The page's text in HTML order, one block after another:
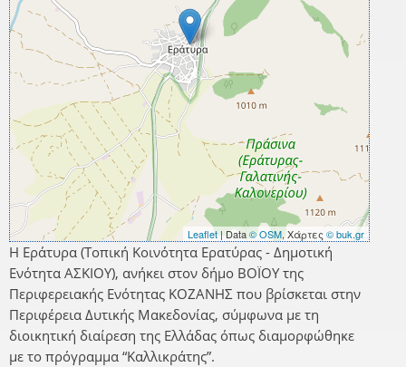
Leaflet | Data© OSM, Χάρτες© buk.gr
Η Εράτυρα (Τοπική Κοινότητα Ερατύρας - Δημοτική
Ενότητα ΑΣΚΙΟΥ), ανήκει στον δήμο ΒΟΪΟΥ της
Περιφερειακής Ενότητας ΚΟΖΑΝΗΣ που βρίσκεται στην
Περιφέρεια Δυτικής Μακεδονίας, σύμφωνα με τη
διοικητική διαίρεση της Ελλάδας όπως διαμορφώθηκε
με το πρόγραμμα “Καλλικράτης”.